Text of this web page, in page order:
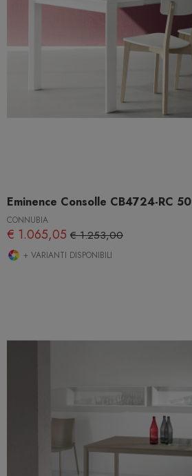
Eminence Consolle CB4724-RC 50
CONNUBIA
€ 1.065,05 € 1.253,00
+ VARIANTI DISPONIBILI